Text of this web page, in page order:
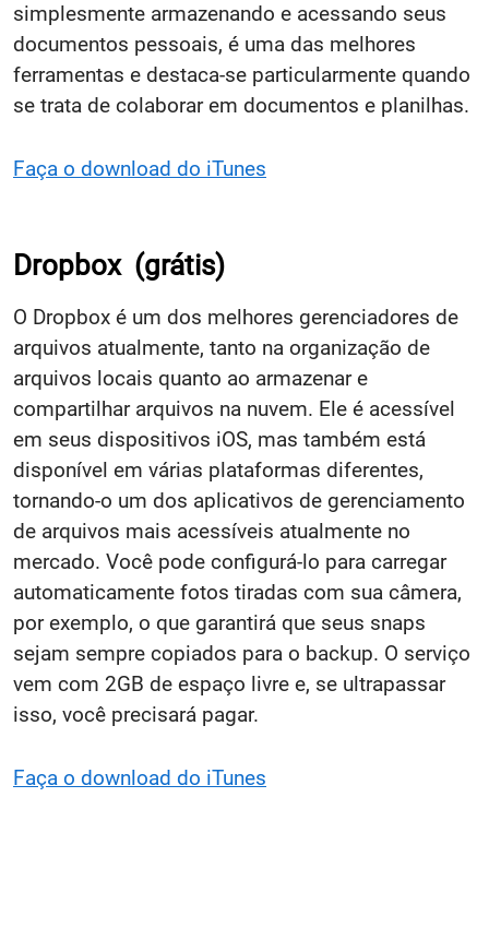
simplesmente armazenando e acessando seus
documentos pessoais, é uma das melhores
ferramentas e destaca-se particularmente quando
se trata de colaborar em documentos e planilhas.
Faça o download do iTunes
Dropbox(grátis)
O Dropbox é um dos melhores gerenciadores de
arquivos atualmente, tanto na organização de
arquivos locais quanto ao armazenar e
compartilhar arquivos na nuvem. Ele é acessível
em seus dispositivos iOS, mas também está
disponível em várias plataformas diferentes,
tornando-o um dos aplicativos de gerenciamento
de arquivos mais acessíveis atualmente no
mercado. Você pode configurá-lo para carregar
automaticamente fotos tiradas com sua câmera,
por exemplo, o que garantirá que seus snaps
sejam sempre copiados para o backup. O serviço
vem com 2GB de espaço livre e, se ultrapassar
isso, você precisará pagar.
Faça o download do iTunes